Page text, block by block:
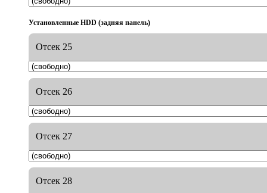
Установленные HDD (задняя панель)
Отсек 25
Отсек 26
Отсек 27
Отсек 28